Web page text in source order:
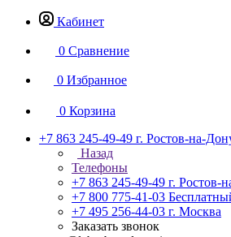
Кабинет
0 Сравнение
0 Избранное
0 Корзина
+7 863 245-49-49 г. Ростов-на-
Назад
Телефоны
+7 863 245-49-49 г. Ростов-
+7 800 775-41-03
+7 495 256-44-03 г. Москва
Заказать звонок